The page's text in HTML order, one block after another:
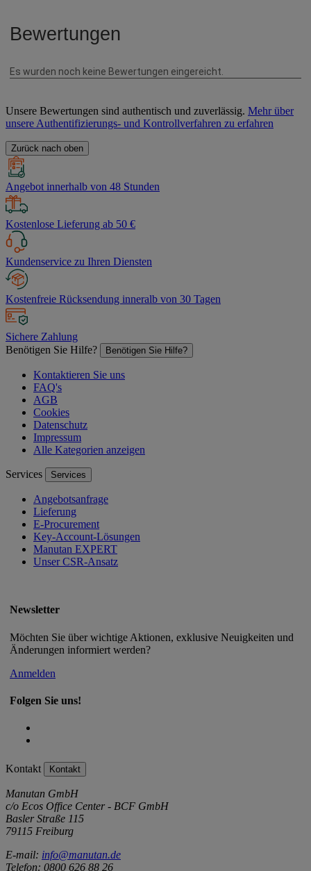
Unsere Bewertungen sind authentisch und zuverlässig. Mehr über
unsere Authentifizierungs- und Kontrollverfahren zu erfahren
Zurück nach oben
Angebot innerhalb von 48 Stunden
Kostenlose Lieferung ab 50 €
Kundenservice zu Ihren Diensten
Kostenfreie Rücksendung inneralb von 30 Tagen
Sichere Zahlung
Benötigen Sie Hilfe?
Benötigen Sie Hilfe?
Kontaktieren Sie uns
FAQ's
AGB
Cookies
Datenschutz
Impressum
Alle Kategorien anzeigen
Services Services
Angebotsanfrage
Lieferung
E-Procurement
Key-Account-Lösungen
Manutan EXPERT
Unser CSR-Ansatz
Newsletter
Möchten Sie über wichtige Aktionen, exklusive Neuigkeiten und
Änderungen informiert werden?
Anmelden
Folgen Sie uns!
Kontakt Kontakt
Manutan GmbH
c/o Ecos Office Center - BCF GmbH
Basler Straße 115
79115 Freiburg
E-mail: info@manutan.de
Telefon: 0800 626 88 26